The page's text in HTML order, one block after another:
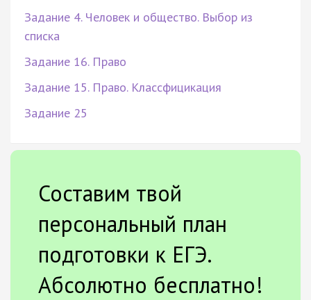
Задание 4. Человек и общество. Выбор из
списка
Задание 16. Право
Задание 15. Право. Классфицикация
Задание 25
Составим твой
персональный план
подготовки к ЕГЭ.
Абсолютно бесплатно!